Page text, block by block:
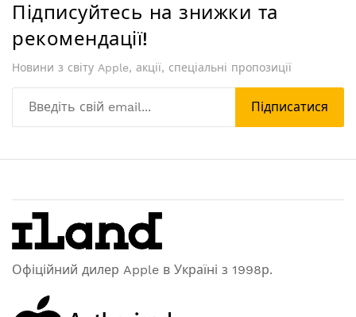
Підписуйтесь на знижки та
рекомендації!
Новини з світу Apple, акції, спеціальні пропозиції
Підписатися
Офіційний дилер Apple в Україні з 1998р.